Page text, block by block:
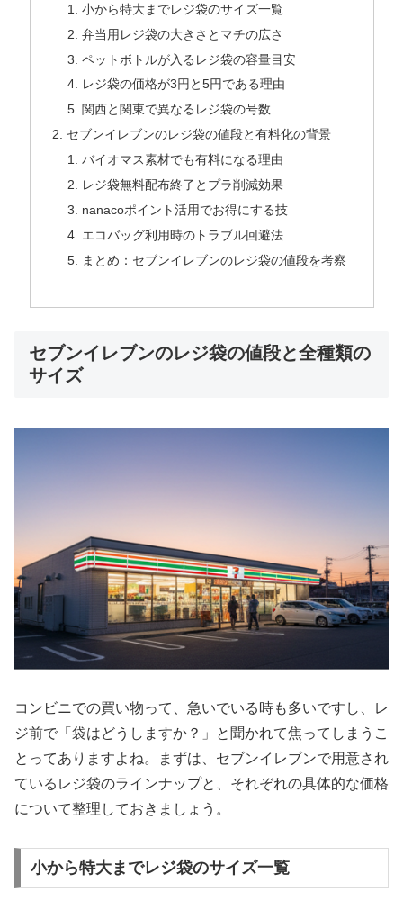
小から特大までレジ袋のサイズ一覧
弁当用レジ袋の大きさとマチの広さ
ペットボトルが入るレジ袋の容量目安
レジ袋の価格が3円と5円である理由
関西と関東で異なるレジ袋の号数
セブンイレブンのレジ袋の値段と有料化の背景
バイオマス素材でも有料になる理由
レジ袋無料配布終了とプラ削減効果
nanacoポイント活用でお得にする技
エコバッグ利用時のトラブル回避法
まとめ：セブンイレブンのレジ袋の値段を考察
セブンイレブンのレジ袋の値段と全種類の
サイズ
コンビニでの買い物って、急いでいる時も多いですし、レ
ジ前で「袋はどうしますか？」と聞かれて焦ってしまうこ
とってありますよね。まずは、セブンイレブンで用意され
ているレジ袋のラインナップと、それぞれの具体的な価格
について整理しておきましょう。
小から特大までレジ袋のサイズ一覧